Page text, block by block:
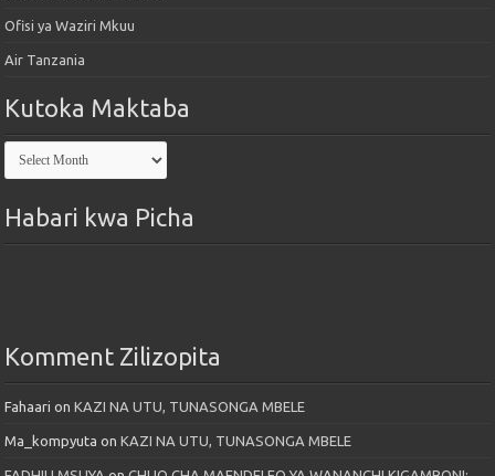
Ofisi ya Waziri Mkuu
Air Tanzania
Kutoka Maktaba
Kutoka
Maktaba
Habari kwa Picha
Komment Zilizopita
Fahaari onKAZI NA UTU, TUNASONGA MBELE
Ma_kompyuta onKAZI NA UTU, TUNASONGA MBELE